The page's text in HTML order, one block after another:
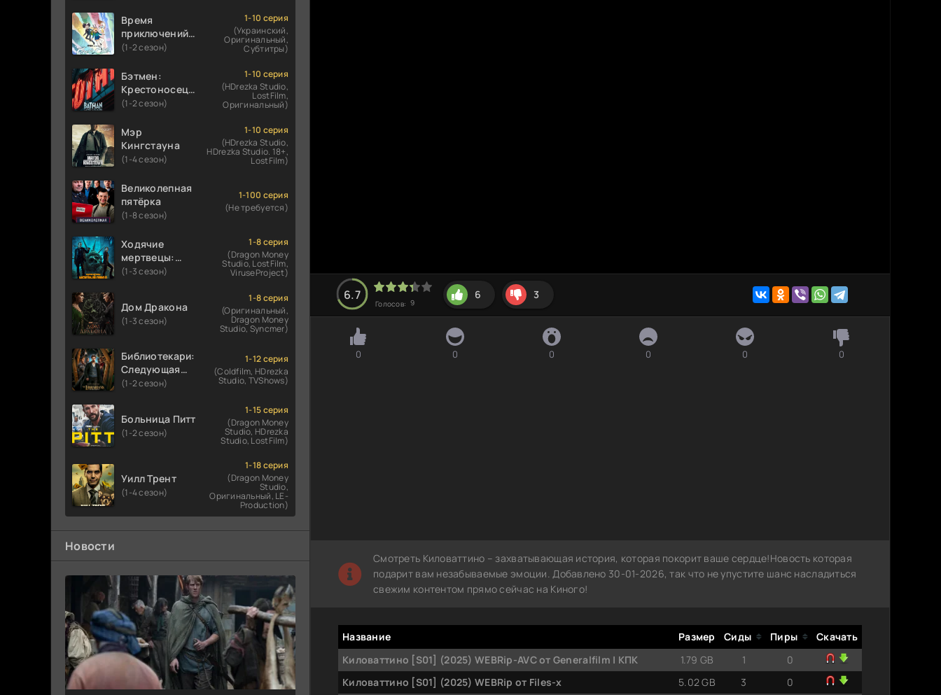
Время
приключений:
Фионна и Кейк
(1-2 сезон)
1-10 серия
(Украинский,
Оригинальный,
Субтитры)
Бэтмен:
Крестоносец в
плаще
(1-2 сезон)
1-10 серия
(HDrezka Studio,
LostFilm,
Оригинальный)
Мэр
Кингстауна
(1-4 сезон)
1-10 серия
(HDrezka Studio,
HDrezka Studio. 18+,
LostFilm)
Великолепная
пятёрка
(1-8 сезон)
1-100 серия
(Не требуется)
Ходячие
мертвецы:
Мертвый
(1-3 сезон)
1-8 серия
(Dragon Money
Studio, LostFilm,
ViruseProject)
Дом Дракона
(1-3 сезон)
1-8 серия
(Оригинальный,
Dragon Money
Studio, Syncmer)
Библиотекари:
Следующая
глава
(1-2 сезон)
1-12 серия
(Coldfilm, HDrezka
Studio, TVShows)
Больница Питт
(1-2 сезон)
1-15 серия
(Dragon Money
Studio, HDrezka
Studio, LostFilm)
Уилл Трент
(1-4 сезон)
1-18 серия
(Dragon Money
Studio,
Оригинальный, LE-
Production)
Новости
6.7
Голосов: 9
6 3
0 0 0 0 0 0
Смотреть Киловаттино – захватывающая история, которая покорит ваше сердце!Новость которая
подарит вам незабываемые эмоции. Добавлено 30-01-2026, так что не упустите шанс насладиться
свежим контентом прямо сейчас на Киного!
Название Размер Сиды Пиры
Скачать
Киловаттино [S01] (2025) WEBRip-AVC от Generalfilm | КПК
1.79 GB 1
0
Киловаттино [S01] (2025) WEBRip от Files-x
5.02 GB 3
0